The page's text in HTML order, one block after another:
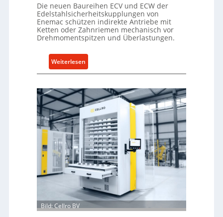
Die neuen Baureihen ECV und ECW der
Edelstahlsicherheitskupplungen von
Enemac schützen indirekte Antriebe mit
Ketten oder Zahnriemen mechanisch vor
Drehmomentspitzen und Überlastungen.
Weiterlesen:
M
c
h
n
i
s
c
h
e
r
Ü
b
Bild: Cellro BV